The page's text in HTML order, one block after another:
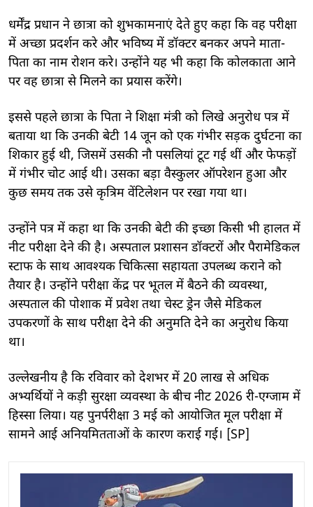
धर्मेंद्र प्रधान ने छात्रा को शुभकामनाएं देते हुए कहा कि वह परीक्षा
में अच्छा प्रदर्शन करे और भविष्य में डॉक्टर बनकर अपने माता-
पिता का नाम रोशन करे। उन्होंने यह भी कहा कि कोलकाता आने
पर वह छात्रा से मिलने का प्रयास करेंगे।
इससे पहले छात्रा के पिता ने शिक्षा मंत्री को लिखे अनुरोध पत्र में
बताया था कि उनकी बेटी 14 जून को एक गंभीर सड़क दुर्घटना का
शिकार हुई थी, जिसमें उसकी नौ पसलियां टूट गई थीं और फेफड़ों
में गंभीर चोट आई थी। उसका बड़ा वैस्कुलर ऑपरेशन हुआ और
कुछ समय तक उसे कृत्रिम वेंटिलेशन पर रखा गया था।
उन्होंने पत्र में कहा था कि उनकी बेटी की इच्छा किसी भी हालत में
नीट परीक्षा देने की है। अस्पताल प्रशासन डॉक्टरों और पैरामेडिकल
स्टाफ के साथ आवश्यक चिकित्सा सहायता उपलब्ध कराने को
तैयार है। उन्होंने परीक्षा केंद्र पर भूतल में बैठने की व्यवस्था,
अस्पताल की पोशाक में प्रवेश तथा चेस्ट ड्रेन जैसे मेडिकल
उपकरणों के साथ परीक्षा देने की अनुमति देने का अनुरोध किया
था।
उल्लेखनीय है कि रविवार को देशभर में 20 लाख से अधिक
अभ्यर्थियों ने कड़ी सुरक्षा व्यवस्था के बीच नीट 2026 री-एग्जाम में
हिस्सा लिया। यह पुनर्परीक्षा 3 मई को आयोजित मूल परीक्षा में
सामने आई अनियमितताओं के कारण कराई गई। [SP]